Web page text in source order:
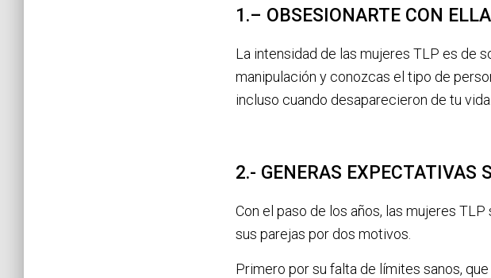
1.– OBSESIONARTE CON ELLA
La intensidad de las mujeres TLP es de
manipulación y conozcas el tipo de
incluso cuando desaparecieron de tu
2.- GENERAS EXPECTATIVAS
Con el paso de los años, las mujeres
sus parejas por dos motivos.
Primero por su falta de límites sanos,